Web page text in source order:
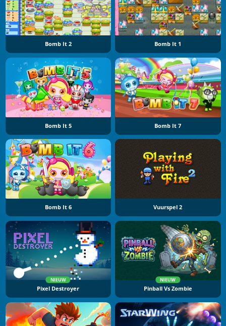
Bomb It 2 Bomb It 1
Bomb It 5 Bomb It 7
Bomb It 6 Vuurspel 2
NIEUW
Pixel Destroyer
NIEUW
Pinball Vs Zombie